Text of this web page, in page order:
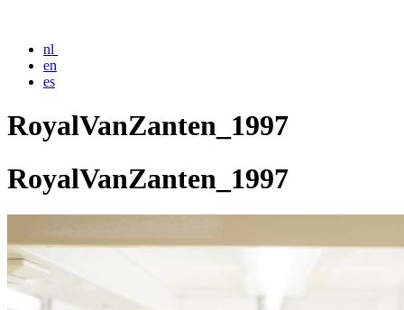
nl
en
es
RoyalVanZanten_1997
RoyalVanZanten_1997